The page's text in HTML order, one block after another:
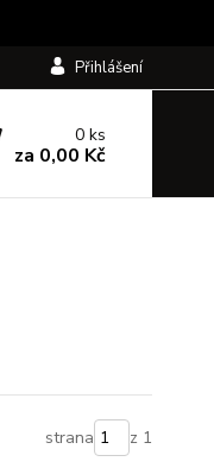
Přihlášení
0ks
za 0,00 Kč
strana z 1